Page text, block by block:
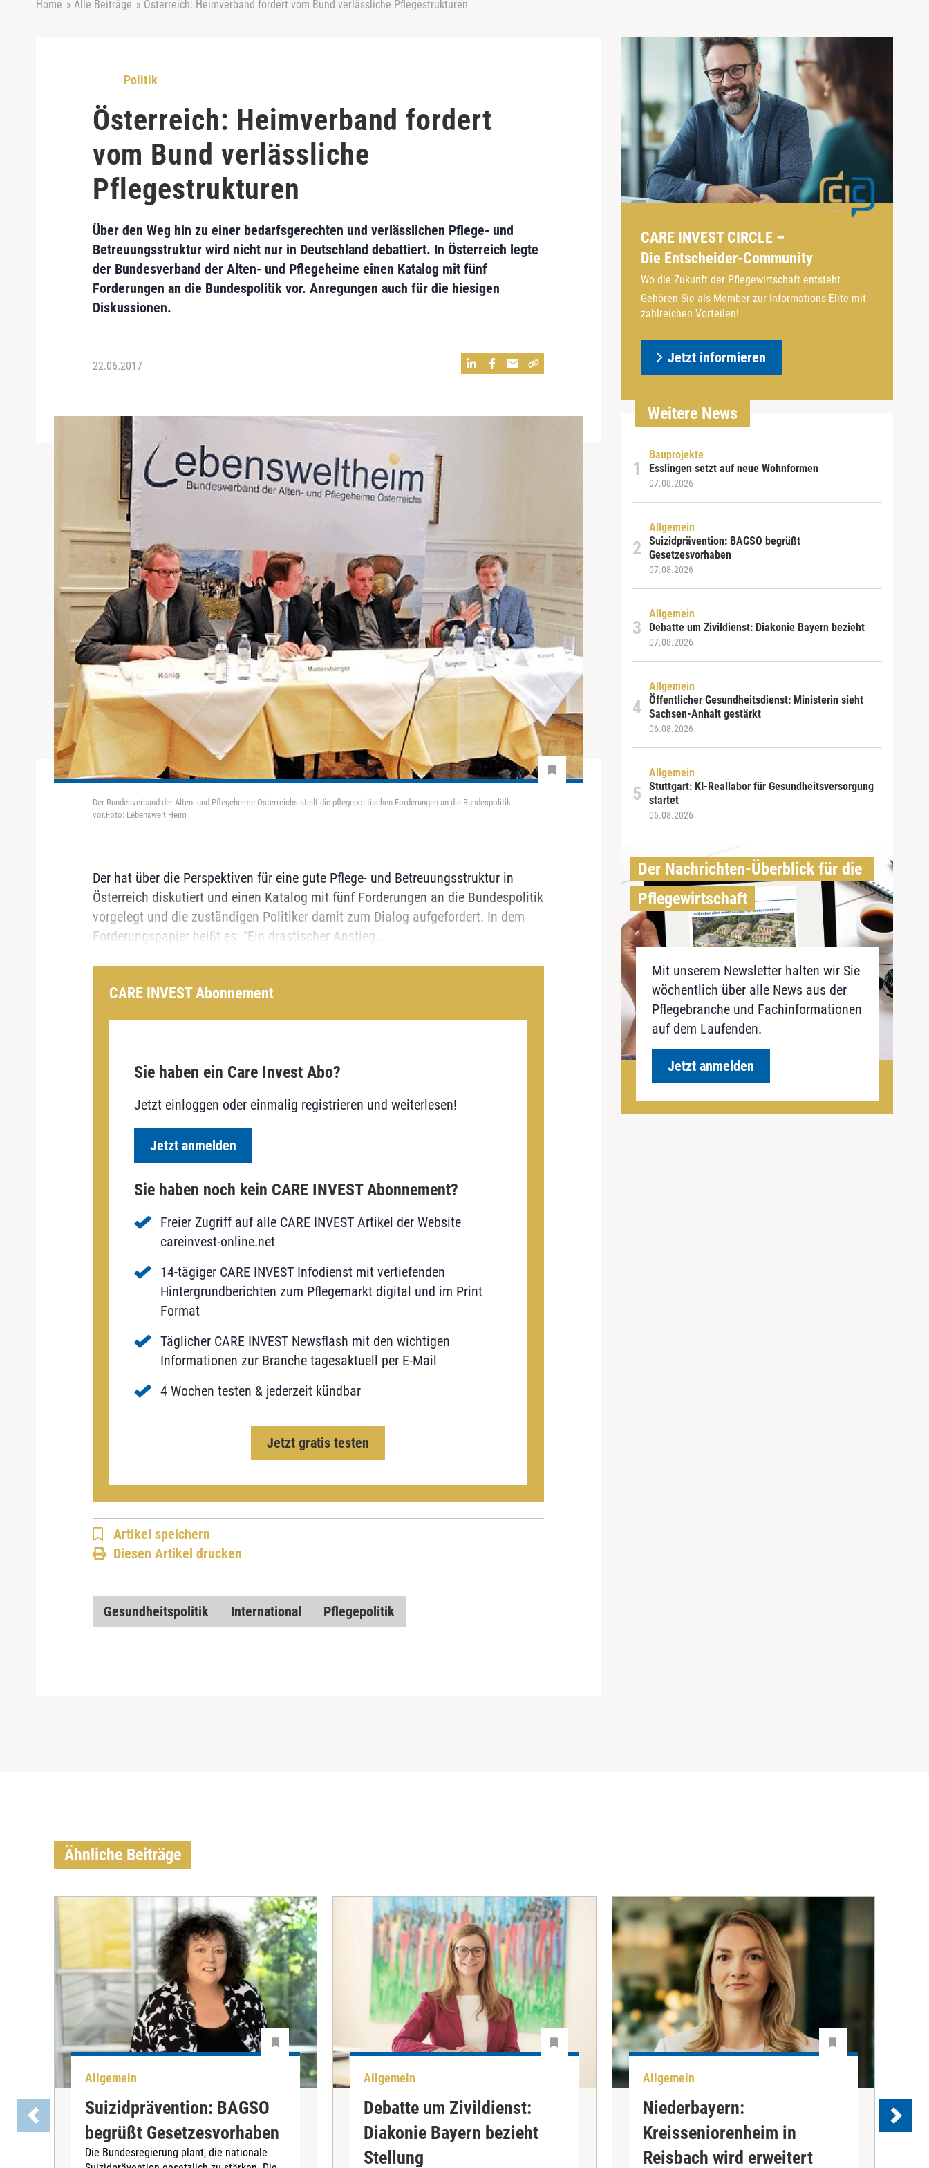
Home » Alle Beiträge » Österreich: Heimverband fordert vom Bund verlässliche Pflegestrukturen
Politik
Österreich: Heimverband fordert
vom Bund verlässliche
Pflegestrukturen
Über den Weg hin zu einer bedarfsgerechten und verlässlichen Pflege- und
Betreuungsstrukturwird nicht nur in Deutschland debattiert. In Österreich legte
der Bundesverband der Alten- und Pflegeheime einen Katalog mit fünf
Forderungen an die Bundespolitikvor. Anregungen auch für die hiesigen
Diskussionen.
22.06.2017
Der Bundesverband der Alten- und Pflegeheime Österreichs stellt die pflegepolitischen Forderungen an die Bundespolitik
vor.Foto: Lebenswelt Heim
-
Der hat über die Perspektiven für eine gute Pflege- und Betreuungsstruktur in
Österreich diskutiert und einen Katalog mit fünf Forderungen an die Bundespolitik
vorgelegt und die zuständigen Politiker damit zum Dialog aufgefordert. In dem
Forderungspapier heißt es: "Ein drastischer Anstieg...
CARE INVEST Abonnement
Sie haben ein Care Invest Abo?
Jetzt einloggen oder einmalig registrieren und weiterlesen!
Jetzt anmelden
Sie haben noch kein CARE INVEST Abonnement?
Freier Zugriff auf alle CARE INVEST Artikel der Website
careinvest-online.net
14-tägiger CARE INVEST Infodienst mit vertiefenden
Hintergrundberichten zum Pflegemarkt digital und im Print
Format
Täglicher CARE INVEST Newsflash mit den wichtigen
Informationen zur Branche tagesaktuell per E-Mail
4 Wochen testen & jederzeit kündbar
Jetzt gratis testen
Artikel speichern
Diesen Artikel drucken
Gesundheitspolitik International Pflegepolitik
CARE INVEST CIRCLE –
Die Entscheider-Community
Wo die Zukunft der Pflegewirtschaft entsteht
Gehören Sie als Member zur Informations-Elite mit
zahlreichen Vorteilen!
Jetzt informieren
Weitere News
Bauprojekte
Esslingen setzt auf neue Wohnformen
07.08.2026
Allgemein
Suizidprävention: BAGSO begrüßt
Gesetzesvorhaben
07.08.2026
Allgemein
Debatte um Zivildienst: Diakonie Bayern bezieht
07.08.2026
Allgemein
Öffentlicher Gesundheitsdienst: Ministerin sieht
Sachsen-Anhalt gestärkt
06.08.2026
Allgemein
Stuttgart: KI-Reallabor für Gesundheitsversorgung
startet
06.08.2026
Der Nachrichten-Überblick für die
Pflegewirtschaft
Mit unserem Newsletter halten wir Sie
wöchentlich über alle News aus der
Pflegebranche und Fachinformationen
auf dem Laufenden.
Jetzt anmelden
Ähnliche Beiträge
Allgemein
Suizidprävention: BAGSO
begrüßt Gesetzesvorhaben
Die Bundesregierung plant, die nationale
Allgemein
Debatte um Zivildienst:
Diakonie Bayern bezieht
Stellung
Allgemein
Niederbayern:
Kreisseniorenheim in
Reisbach wird erweitert